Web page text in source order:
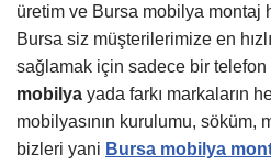
üretim ve Bursa mobilya montaj
Bursa siz müşterilerimize en hızlı
sağlamak için sadece bir telefon
mobilya yada farkı markaların
mobilyasının kurulumu, söküm,
bizleri yani Bursa mobilya